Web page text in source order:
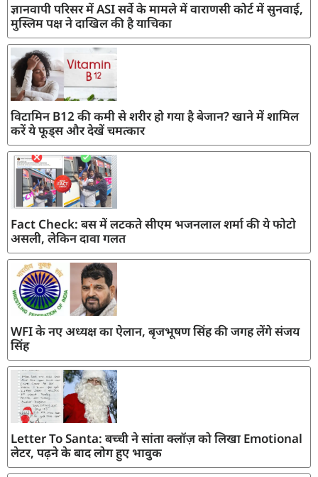
ज्ञानवापी परिसर में ASI सर्वे के मामले में वाराणसी कोर्ट में सुनवाई,
मुस्लिम पक्ष ने दाखिल की है याचिका
विटामिन B12 की कमी से शरीर हो गया है बेजान? खाने में शामिल
करें ये फूड्स और देखें चमत्कार
Fact Check: बस में लटकते सीएम भजनलाल शर्मा की ये फोटो
असली, लेकिन दावा गलत
WFI के नए अध्यक्ष का ऐलान, बृजभूषण सिंह की जगह लेंगे संजय
सिंह
Letter To Santa: बच्ची ने सांता क्लॉज़ को लिखा Emotional
लेटर, पढ़ने के बाद लोग हुए भावुक